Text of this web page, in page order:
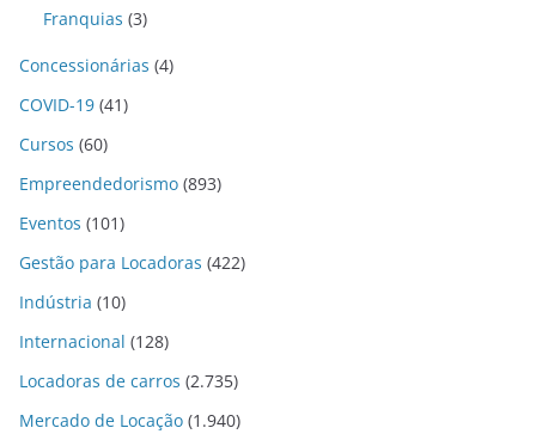
Franquias (3)
Concessionárias (4)
COVID-19 (41)
Cursos (60)
Empreendedorismo (893)
Eventos (101)
Gestão para Locadoras (422)
Indústria (10)
Internacional (128)
Locadoras de carros (2.735)
Mercado de Locação (1.940)